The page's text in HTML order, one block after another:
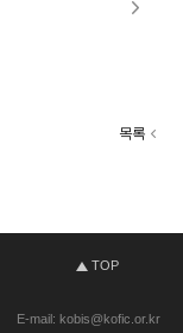
목록
TOP
E-mail: kobis@kofic.or.kr